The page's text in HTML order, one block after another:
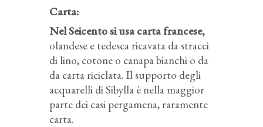
Carta:
Nel Seicento si usa carta francese,
olandese e tedesca ricavata da stracci
di lino, cotone o canapa bianchi o da
da carta riciclata. Il supporto degli
acquarelli di Sibylla è nella maggior
parte dei casi pergamena, raramente
carta.